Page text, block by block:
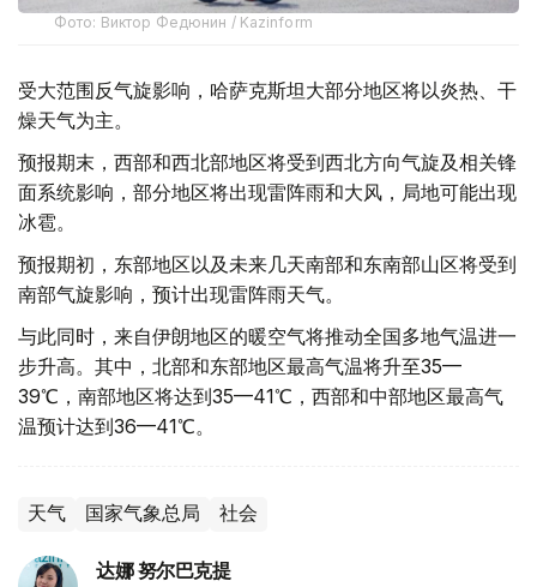
Фото: Виктор Федюнин / Kazinform
受大范围反气旋影响，哈萨克斯坦大部分地区将以炎热、干
燥天气为主。
预报期末，西部和西北部地区将受到西北方向气旋及相关锋
面系统影响，部分地区将出现雷阵雨和大风，局地可能出现
冰雹。
预报期初，东部地区以及未来几天南部和东南部山区将受到
南部气旋影响，预计出现雷阵雨天气。
与此同时，来自伊朗地区的暖空气将推动全国多地气温进一
步升高。其中，北部和东部地区最高气温将升至35—
39℃，南部地区将达到35—41℃，西部和中部地区最高气
温预计达到36—41℃。
天气 国家气象总局 社会
达娜 努尔巴克提